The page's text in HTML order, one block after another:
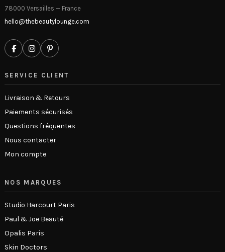
78000 Versailles — France
hello@thebeautylounge.com
SERVICE CLIENT
Livraison & Retours
Paiements sécurisés
Questions fréquentes
Nous contacter
Mon compte
NOS MARQUES
Studio Harcourt Paris
Paul & Joe Beauté
Opalis Paris
Skin Doctors